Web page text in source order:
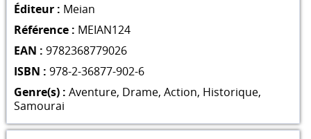
Éditeur : Meian
Référence : MEIAN124
EAN : 9782368779026
ISBN : 978-2-36877-902-6
Genre(s) : Aventure, Drame, Action, Historique,
Samourai